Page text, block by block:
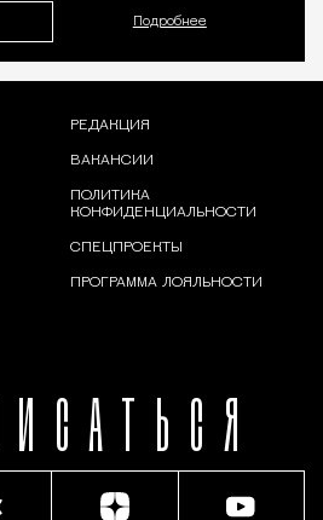
Подробнее
РЕДАКЦИЯ
ВАКАНСИИ
ПОЛИТИКА
КОНФИДЕНЦИАЛЬНОСТИ
СПЕЦПРОЕКТЫ
ПРОГРАММА ЛОЯЛЬНОСТИ